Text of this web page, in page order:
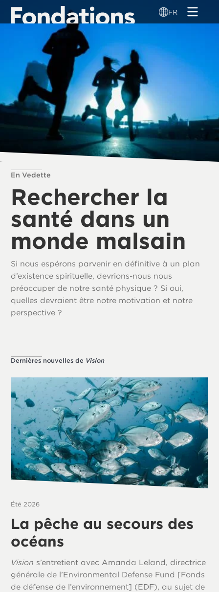
Aller
FR
En Vedette
Rechercher la
santé dans un
monde malsain
Si nous espérons parvenir en définitive à un plan
d’existence spirituelle, devrions-nous nous
préoccuper de notre santé physique ? Si oui,
quelles devraient être notre motivation et notre
perspective ?
Dernières nouvelles de Vision
Été 2026
La pêche au secours des
océans
Vision s’entretient avec Amanda Leland, directrice
générale de l’Environmental Defense Fund [Fonds
de défense de l’environnement] (EDF), au sujet de